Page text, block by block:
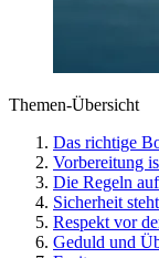
Themen-Übersicht
Das richtige
Vorbereitung
Die Regeln
Sicherheit
Respekt vor
Geduld und